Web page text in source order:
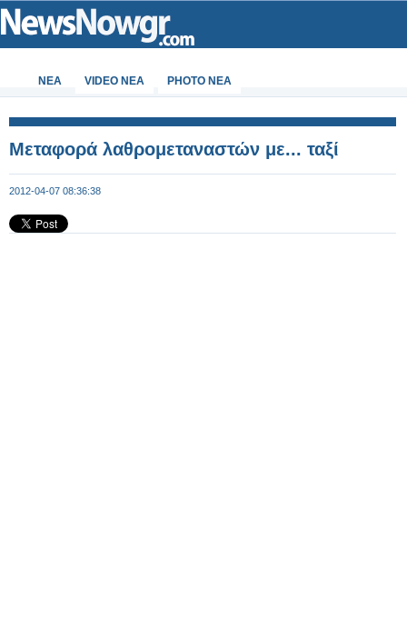
ΝΕΑ VIDEO NEA PHOTO NEA
Μεταφορά λαθρομεταναστών με... ταξί
2012-04-07 08:36:38